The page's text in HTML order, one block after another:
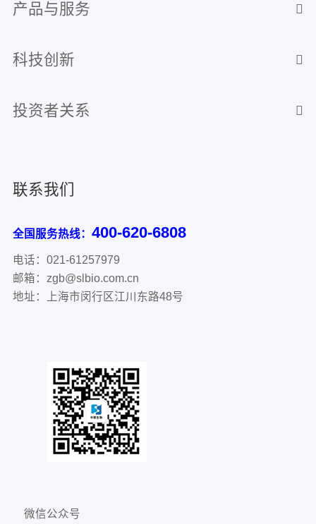
产品与服务
科技创新
投资者关系
联系我们
全国服务热线： 400-620-6808
电话：021-61257979
邮箱：zgb@slbio.com.cn
地址：上海市闵行区江川东路48号
微信公众号